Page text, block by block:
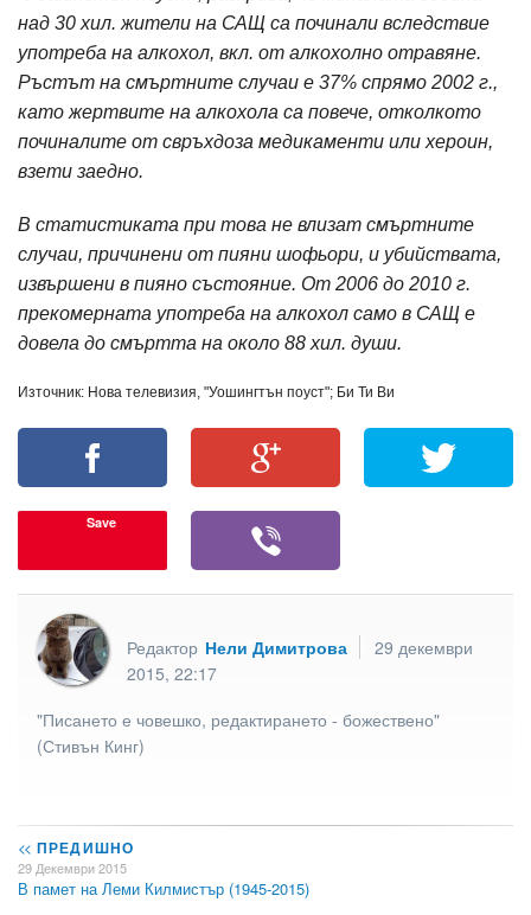
над 30 хил. жители на САЩ са починали вследствие
употреба на алкохол, вкл. от алкохолно отравяне.
Ръстът на смъртните случаи е 37% спрямо 2002 г.,
като жертвите на алкохола са повече, отколкото
починалите от свръхдоза медикаменти или хероин,
взети заедно.
В статистиката при това не влизат смъртните
случаи, причинени от пияни шофьори, и убийствата,
извършени в пияно състояние. От 2006 до 2010 г.
прекомерната употреба на алкохол само в САЩ е
довела до смъртта на около 88 хил. души.
Източник: Нова телевизия, "Уошингтън поуст"; Би Ти Ви
Save
Редактор Нели Димитрова
29 декември
2015, 22:17
"Писането е човешко, редактирането - божествено"
(Стивън Кинг)
<< ПРЕДИШНО
29 Декември 2015
В памет на Леми Килмистър (1945-2015)